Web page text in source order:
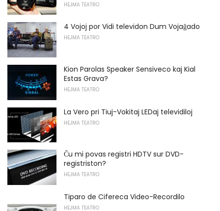
HEJMA TEATRO
4 Vojoj por Vidi televidon Dum Vojaĝado
HEJMA TEATRO
Kion Parolas Speaker Sensiveco kaj Kial
Estas Grava?
HEJMA TEATRO
La Vero pri Tiuj-Vokitaj LEDaj televidiloj
HEJMA TEATRO
Ĉu mi povas registri HDTV sur DVD-
registriston?
HEJMA TEATRO
Tiparo de Cifereca Video-Recordilo
HEJMA TEATRO